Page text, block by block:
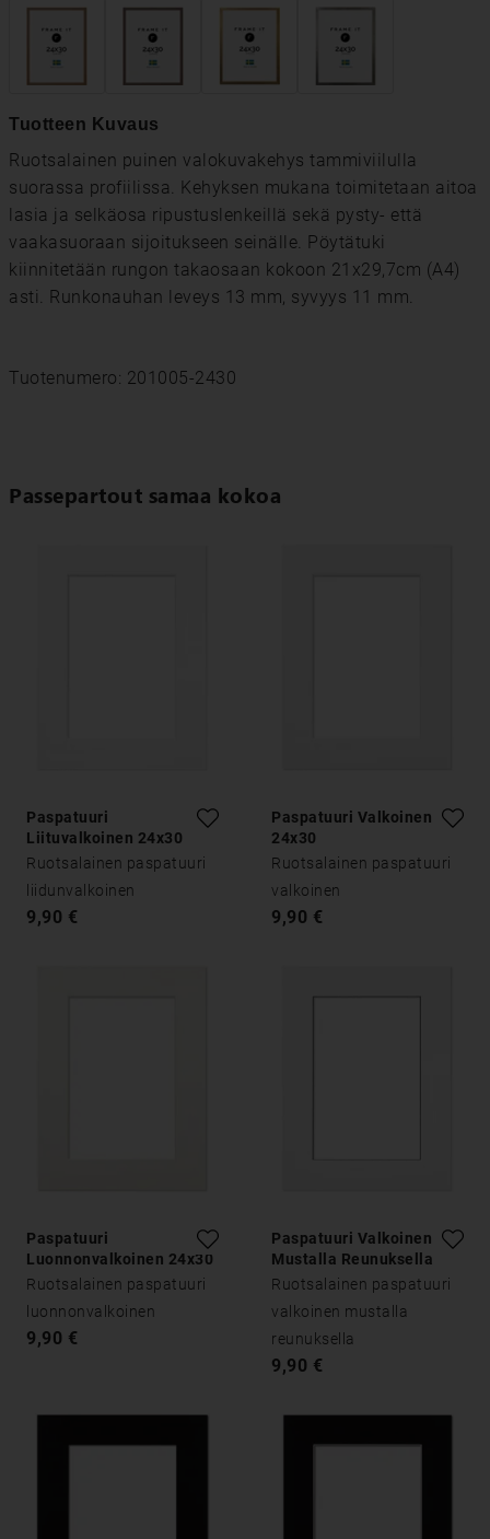
Tuotteen Kuvaus
Ruotsalainen puinen valokuvakehys tammiviilulla
suorassa profiilissa. Kehyksen mukana toimitetaan aitoa
lasia ja selkäosa ripustuslenkeillä sekä pysty- että
vaakasuoraan sijoitukseen seinälle. Pöytätuki
kiinnitetään rungon takaosaan kokoon 21x29,7cm (A4)
asti. Runkonauhan leveys 13 mm, syvyys 11 mm.
Tuotenumero: 201005-2430
Passepartout samaa kokoa
Paspatuuri
Liituvalkoinen 24x30
Ruotsalainen paspatuuri
liidunvalkoinen
9,90 €
Paspatuuri Valkoinen
24x30
Ruotsalainen paspatuuri
valkoinen
9,90 €
Paspatuuri
Luonnonvalkoinen 24x30
Ruotsalainen paspatuuri
luonnonvalkoinen
9,90 €
Paspatuuri Valkoinen
Mustalla Reunuksella
24x30
Ruotsalainen paspatuuri
valkoinen mustalla
reunuksella
9,90 €